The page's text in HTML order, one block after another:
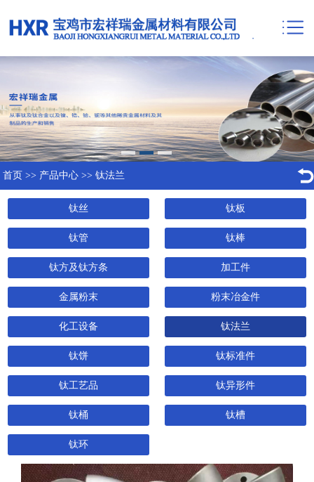
首页 >> 产品中心 >> 钛法兰
钛丝 钛板
钛管 钛棒
钛方及钛方条 加工件
金属粉末 粉末冶金件
化工设备 钛法兰
钛饼 钛标准件
钛工艺品 钛异形件
钛桶 钛槽
钛环